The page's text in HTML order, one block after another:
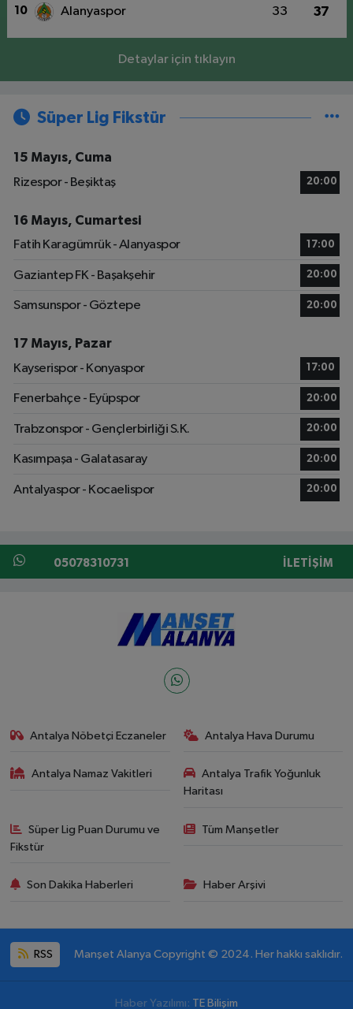
10 Alanyaspor 33 37
Detaylar için tıklayın
Süper Lig Fikstür
15 Mayıs, Cuma
Rizespor - Beşiktaş
20:00
16 Mayıs, Cumartesi
Fatih Karagümrük - Alanyaspor
17:00
Gaziantep FK - Başakşehir 20:00
Samsunspor - Göztepe 20:00
17 Mayıs, Pazar
Kayserispor - Konyaspor
17:00
Fenerbahçe - Eyüpspor 20:00
Trabzonspor - Gençlerbirliği S.K. 20:00
Kasımpaşa - Galatasaray 20:00
Antalyaspor - Kocaelispor 20:00
05078310731 İLETIŞIM
Antalya Nöbetçi Eczaneler Antalya Hava Durumu
Antalya Namaz Vakitleri
Antalya Trafik Yoğunluk
Haritası
Süper Lig Puan Durumu ve
Fikstür
Tüm Manşetler
Son Dakika Haberleri Haber Arşivi
RSS Manşet Alanya Copyright © 2024. Her hakkı saklıdır.
Haber Yazılımı: TE Bilişim